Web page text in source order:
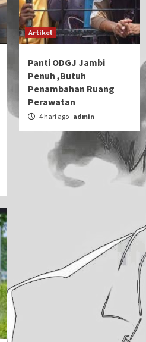
Artikel
Panti ODGJ Jambi
Penuh ,Butuh
Penambahan Ruang
Perawatan
4 hari ago admin